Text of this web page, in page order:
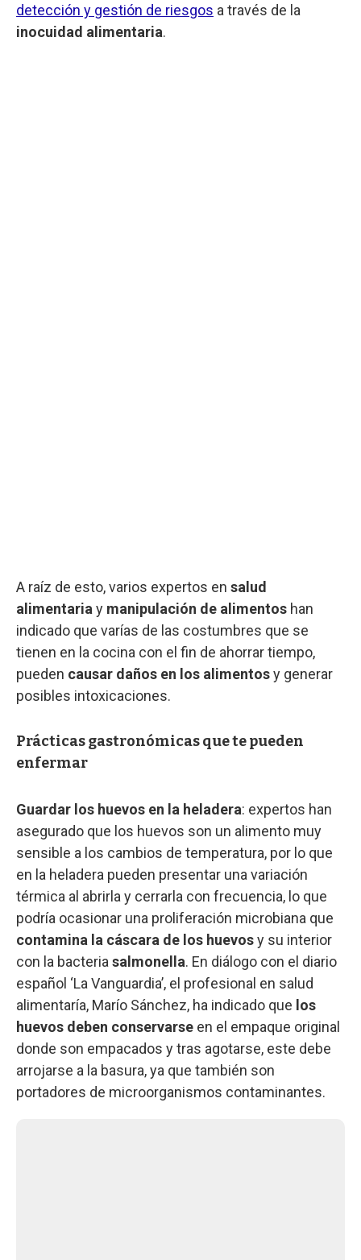
detección y gestión de riesgos a través de la
inocuidad alimentaria.
A raíz de esto, varios expertos en salud
alimentaria y manipulación de alimentos han
indicado que varías de las costumbres que se
tienen en la cocina con el fin de ahorrar tiempo,
pueden causar daños en los alimentosy generar
posibles intoxicaciones.
Prácticas gastronómicas que te pueden
enfermar
Guardar los huevos en la heladera: expertos han
asegurado que los huevos son un alimento muy
sensible a los cambios de temperatura, por lo que
en la heladera pueden presentar una variación
térmica al abrirla y cerrarla con frecuencia, lo que
podría ocasionar una proliferación microbiana que
contamina la cáscara de los huevosy su interior
con la bacteria salmonella. En diálogo con el diario
español ‘La Vanguardia’, el profesional en salud
alimentaría, Marío Sánchez, ha indicado que los
huevos deben conservarse en el empaque original
donde son empacados y tras agotarse, este debe
arrojarse a la basura, ya que también son
portadores de microorganismos contaminantes.